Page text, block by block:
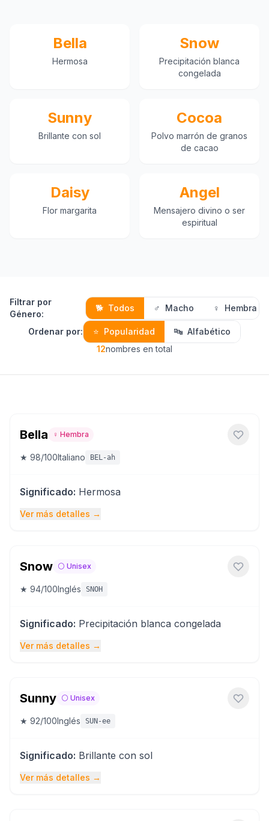
Bella
Hermosa
Snow
Precipitación blanca
congelada
Sunny
Brillante con sol
Cocoa
Polvo marrón de granos
de cacao
Daisy
Flor margarita
Angel
Mensajero divino o ser
espiritual
Filtrar por
Género:
🐕 Todos ♂️ Macho ♀️ Hembra
Ordenar por: ⭐ Popularidad 🔤 Alfabético
12nombres en total
Bella ♀️ Hembra
★ 98/100Italiano BEL-ah
Significado: Hermosa
Ver más detalles →
Snow ⚪ Unisex
★ 94/100Inglés SNOH
Significado: Precipitación blanca congelada
Ver más detalles →
Sunny ⚪ Unisex
★ 92/100Inglés SUN-ee
Significado: Brillante con sol
Ver más detalles →